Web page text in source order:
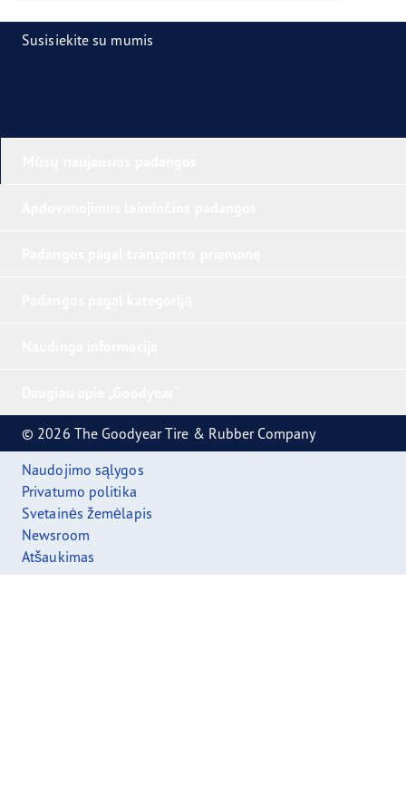
Susisiekite su mumis
© 2026 The Goodyear Tire & Rubber Company
Naudojimo sąlygos
Privatumo politika
Svetainės žemėlapis
Newsroom
Atšaukimas